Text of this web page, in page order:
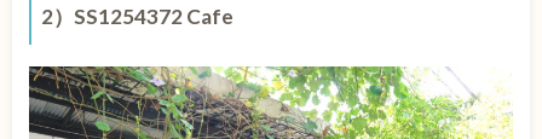
2）SS1254372 Cafe